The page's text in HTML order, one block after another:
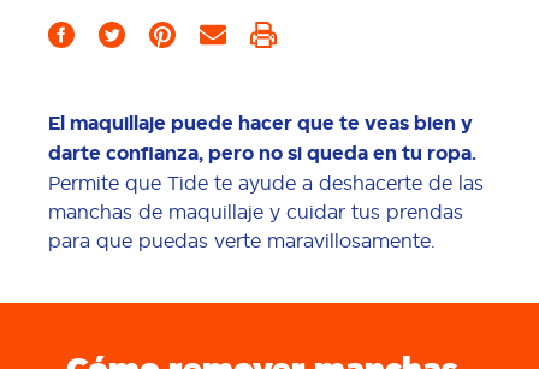
El maquillaje puede hacer que te veas bien y
darte confianza, pero no si queda en tu ropa.
Permite que Tide te ayude a deshacerte de las
manchas de maquillaje y cuidar tus prendas
para que puedas verte maravillosamente.